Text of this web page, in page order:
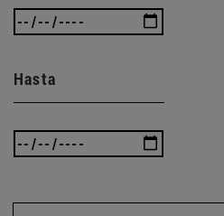
Hasta